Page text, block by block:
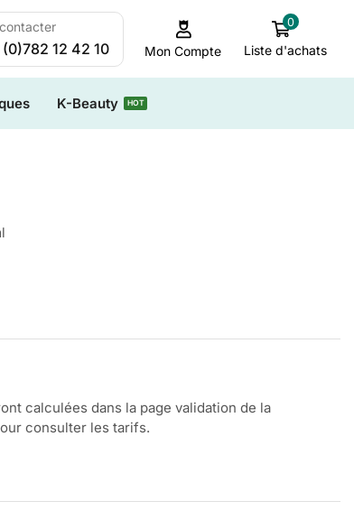
12 42 10 Mon Compte
0
Liste d'achats
K-Beauty HOT
calculées dans la page validation de la
consulter les tarifs.